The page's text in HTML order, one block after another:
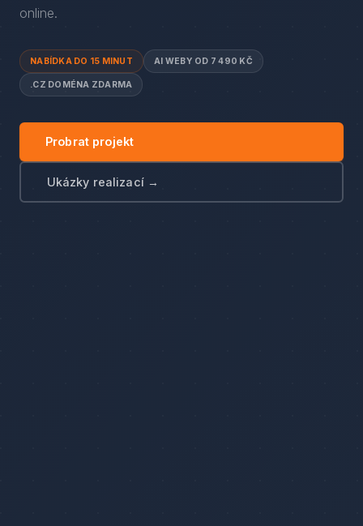
online.
NABÍDKA DO 15 MINUT AI WEBY OD 7 490 KČ
.CZ DOMÉNA ZDARMA
Probrat projekt
Ukázky realizací →